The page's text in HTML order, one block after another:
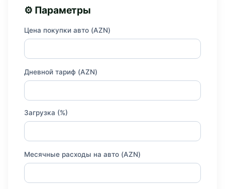
⚙ Параметры
Цена покупки авто (AZN)
Дневной тариф (AZN)
Загрузка (%)
Месячные расходы на авто (AZN)